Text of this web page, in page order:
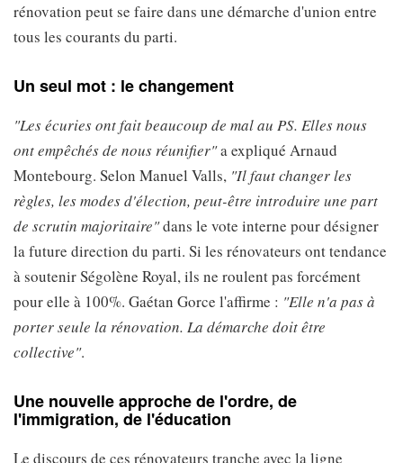
rénovation peut se faire dans une démarche d'union entre
tous les courants du parti.
Un seul mot : le changement
"Les écuries ont fait beaucoup de mal au PS. Elles nous
ont empêchés de nous réunifier"a expliqué Arnaud
Montebourg. Selon Manuel Valls, "Il faut changer les
règles, les modes d'élection, peut-être introduire une part
de scrutin majoritaire"dans le vote interne pour désigner
la future direction du parti. Si les rénovateurs ont tendance
à soutenir Ségolène Royal, ils ne roulent pas forcément
pour elle à 100%. Gaétan Gorce l'affirme : "Elle n'a pas à
porter seule la rénovation. La démarche doit être
collective".
Une nouvelle approche de l'ordre, de
l'immigration, de l'éducation
Le discours de ces rénovateurs tranche avec la ligne